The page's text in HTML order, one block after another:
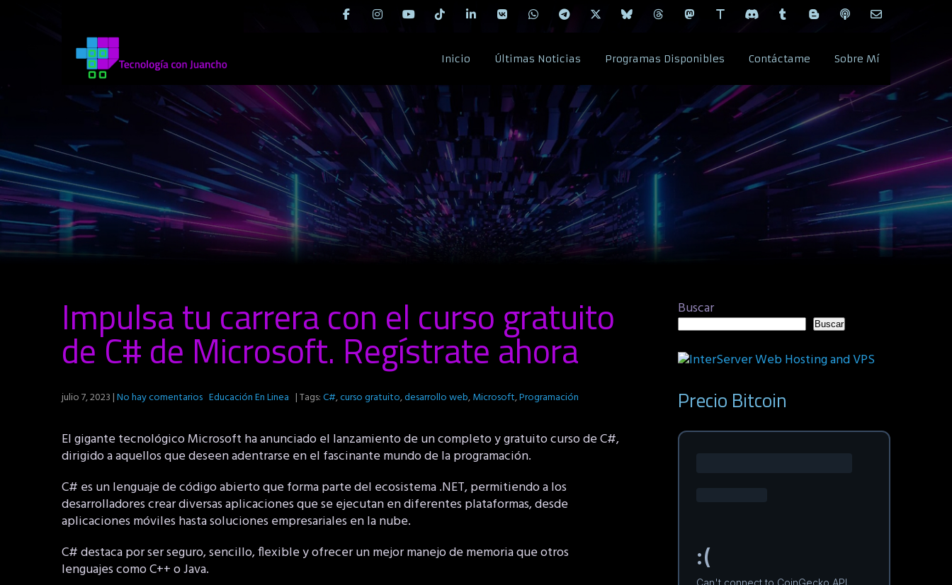
Inicio Últimas Noticias Programas Disponibles Contáctame Sobre Mí
Impulsa tu carrera con el curso gratuito
de C# de Microsoft. Regístrate ahora
julio 7, 2023|No hay comentarios Educación En Linea | Tags:C#,curso gratuito,desarrollo web,Microsoft,Programación
El gigante tecnológico Microsoft ha anunciado el lanzamiento de un completo y gratuito curso de C#,
dirigido a aquellos que deseen adentrarse en el fascinante mundo de la programación.
C# es un lenguaje de código abierto que forma parte del ecosistema .NET, permitiendo a los
desarrolladores crear diversas aplicaciones que se ejecutan en diferentes plataformas, desde
aplicaciones móviles hasta soluciones empresariales en la nube.
C# destaca por ser seguro, sencillo, flexible y ofrecer un mejor manejo de memoria que otros
lenguajes como C++ o Java.
Buscar
Buscar
Precio Bitcoin